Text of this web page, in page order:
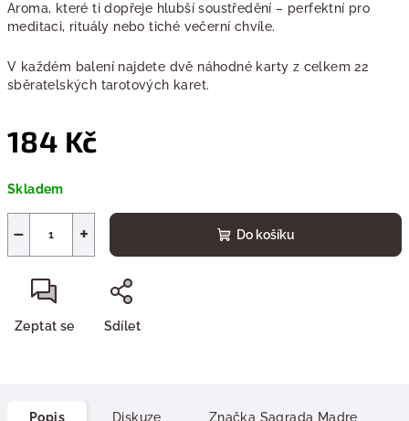
Aroma, které ti dopřeje hlubší soustředění – perfektní pro
meditaci, rituály nebo tiché večerní chvíle.
V každém balení najdete dvě náhodné karty z celkem 22
sběratelských tarotových karet.
184 Kč
cena:
Skladem
+
− Do košíku
Zeptat se Sdílet
Popis Diskuze Značka Sagrada Madre